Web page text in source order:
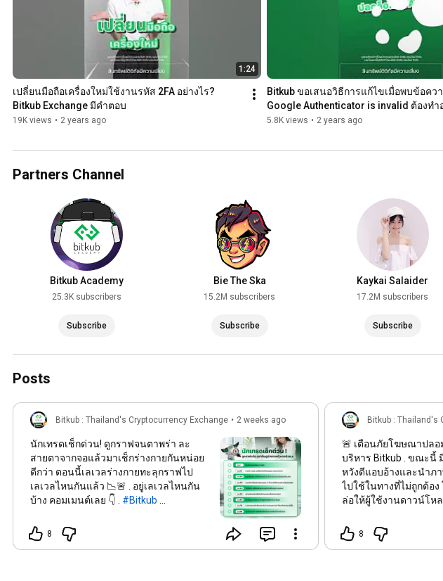
1:24
เปลี่ยนมือถือเครื่องใหม่ใช้งานรหัส 2FA อย่างไร?
Bitkub Exchange มีคำตอบ
19K views • 2 years ago
Bitkub ขอเสนอวิธีการแก้ไขเมื่อพบข้อคว
Google Authenticator is invalid ต้องทำ
5.8K views • 2 years ago
Partners Channel
Bitkub Academy
25.3K subscribers
Subscribe
Bie The Ska
15.2M subscribers
Subscribe
Kaykai Salaider
17.2M subscribers
Subscribe
Posts
Bitkub : Thailand's Cryptocurrency Exchange • 2 weeks ago
นักเทรดเช็กด่วน! ดูกราฟจนตาพร่า ละ
สายตาจากจอแล้วมาเช็กร่างกายกันหน่อย
ดีกว่า ตอนนี้เลเวลร่างกายทะลุกราฟไป
เลเวลไหนกันแล้ว 📉🚨 . อยู่เลเวลไหนกัน
บ้าง คอมเมนต์เลย 👇 . #Bitkub
#สุขภาพ
8
Bitkub : Thailand's
🚨 เตือนภัยโฆษณาปลอ
บริหาร Bitkub . ขณะนี้
หวังดีแอบอ้างและนำภ
ไปใช้ในทางที่ไม่ถูกต้อ
ล่อให้ผู้ใช้งานดาวน์โห
ใช้งานทุกท่านโปรดระมั
ตระหนักถึงภัยคุกคามดัง
8